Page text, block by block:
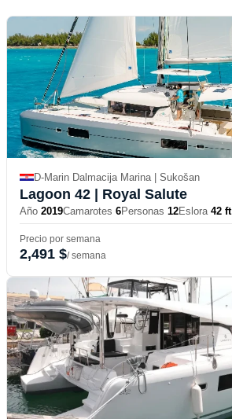
D-Marin Dalmacija Marina | Sukošan
Lagoon 42 | Royal Salute
Año 2019Camarotes 6Personas 12Eslora 42 ft
Precio por semana
2,491 $/ semana